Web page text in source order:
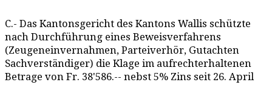
C.- Das Kantonsgericht des Kantons Wallis schützte
nach Durchführung eines Beweisverfahrens
(Zeugeneinvernahmen, Parteiverhör, Gutachten
Sachverständiger) die Klage im aufrechterhaltenen
Betrage von Fr. 38'586.-- nebst 5% Zins seit 26. April